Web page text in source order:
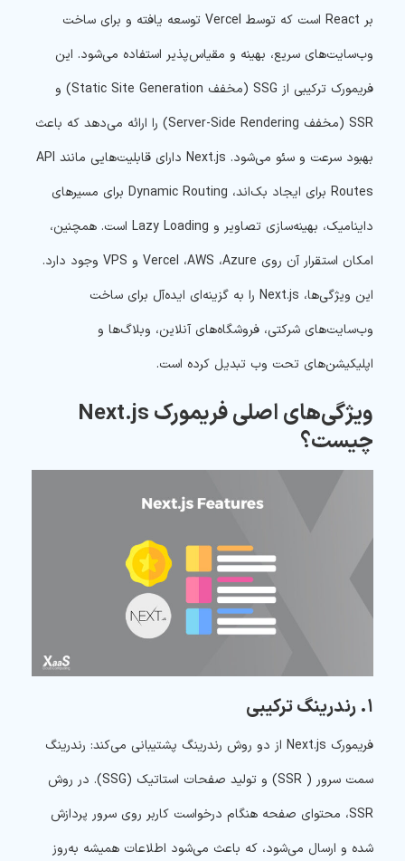
بر React است که توسط Vercel توسعه یافته و برای ساخت
وب‌سایت‌های سریع، بهینه و مقیاس‌پذیر استفاده می‌شود. این
فریمورک ترکیبی از SSG (مخفف Static Site Generation) و
SSR (مخفف Server-Side Rendering) را ارائه می‌دهد که باعث
بهبود سرعت و سئو می‌شود. Next.js دارای قابلیت‌هایی مانند API
Routes برای ایجاد بک‌اند، Dynamic Routing برای مسیرهای
داینامیک، بهینه‌سازی تصاویر و Lazy Loading است. همچنین،
امکان استقرار آن روی Vercel ،AWS ،Azure و VPS وجود دارد.
این ویژگی‌ها، Next.js را به گزینه‌ای ایده‌آل برای ساخت
وب‌سایت‌های شرکتی، فروشگاه‌های آنلاین، وبلاگ‌ها و
اپلیکیشن‌های تحت وب تبدیل کرده است.
ویژگی‌های اصلی فریمورک Next.js
چیست؟
۱. رندرینگ ترکیبی
فریمورک Next.js از دو روش رندرینگ پشتیبانی می‌کند: رندرینگ
سمت سرور ( SSR) و تولید صفحات استاتیک (SSG). در روش
SSR، محتوای صفحه هنگام درخواست کاربر روی سرور پردازش
شده و ارسال می‌شود، که باعث می‌شود اطلاعات همیشه به‌روز